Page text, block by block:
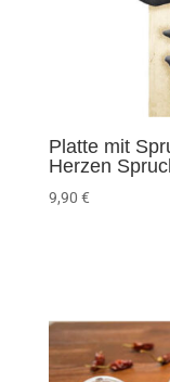
Platte mit
Herzen
9,90 €